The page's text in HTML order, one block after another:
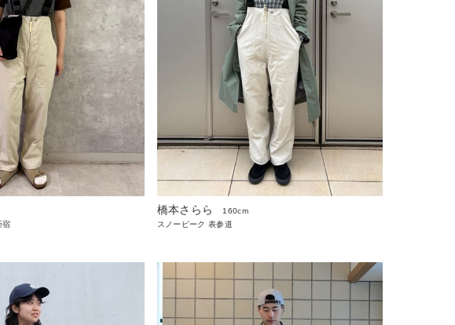
宿
橋本さらら
160cm
スノーピーク 表参道